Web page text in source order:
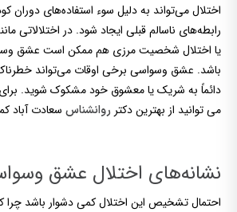
اختلال می‌تواند به دلیل سوء استفاده‌های دوران
رابطه‌های ناسالم قبلی ایجاد شود. در اختلالاتی
یا اختلال شخصیت مرزی هم ممکن است عشق
باشد. عشق وسواسی برخی اوقات می‌تواند
دائماً به شریک یا معشوق خود مشکوک شوید.
می توانید از بهترین دکتر روانشناس سعادت آباد
نشانه‌های اختلال عشق
احتمال تشخیص این اختلال کمی دشوار باشد چرا